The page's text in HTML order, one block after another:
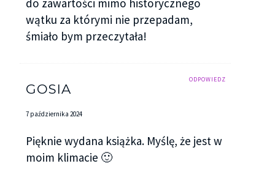
wątku za którymi nie przepadam,
śmiało bym przeczytała!
ODPOWIEDZ
GOSIA
7 października 2024
Pięknie wydana książka. Myślę, że jest w
moim klimacie 🙂